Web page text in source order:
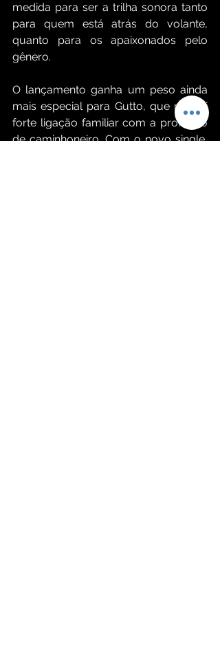
medida para ser a trilha sonora tanto
para quem está atrás do volante,
quanto para os apaixonados pelo
gênero.
O lançamento ganha um peso ainda
mais especial para Gutto, que possui
forte ligação familiar com a profissão
de caminhoneiro. Com o novo single,